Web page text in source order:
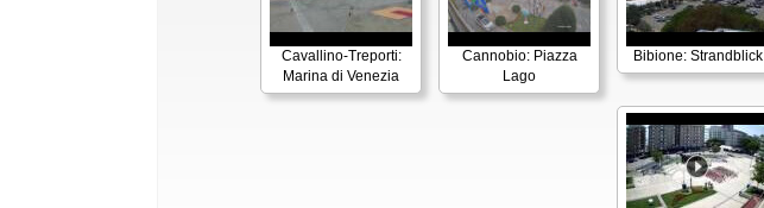
Cavallino-Treporti:
Marina di Venezia
Cannobio: Piazza
Lago
Bibione: Strandblick